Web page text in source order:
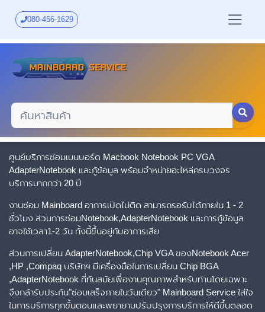
content
080-456-1629
ศูนย์บริการซ่อมเมนบอร์ด Macbook Notebook PC VGA
AdapterNotebook และกู้ข้อมูล พร้อมจำหน่ายอะไหล่ครบวงจร
บริการมากกว่า 20 ปี
งานซ่อม Mainboard อาการเปิดไม่ติด สามารถรอรับได้ภายใน 1 - 2
ชั่วโมง ส่วนการซ่อมNotebook,AdapterNotebook และการกู้ข้อมูล
อาจใช้เวลา1-2 วัน ทั้งนี้ขึ้นอยู่กับอาการเสีย
ส่วนการเปลี่ยน AdapterNotebook,Chip VGA ของNotebook Acer
,HP ,Compaq บริษัทฯ มีเครื่องมือในการเปลี่ยน Chip BGA
,AdapterNotebook ที่ทันสมัยเพื่องานคุณภาพสำหรับท่านโดยเฉพาะ
จึงกล้ารับประกัน"ซ่อมเสร็จภายในวันเดียว" Mainboard Service ใส่ใจ
ในการบริการทุกขั้นตอนและพยายามปรับปรุงการบริการให้ดีขึ้นตลอด